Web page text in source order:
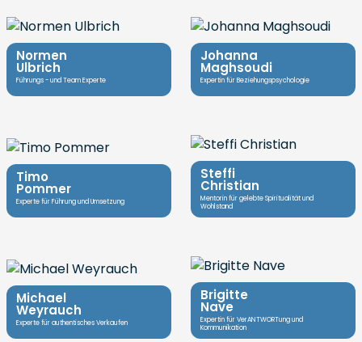
Normen
Ulbrich
Führungs - und Team Experte
Johanna
Maghsoudi
Expertin für Beziehungspsychologie
Timo
Pommer
Experte für Führung und Umsetzung
Steffi
Christian
Mentorin für gelebte Spiritualität und
Wohlstand
Michael
Weyrauch
Experte für authentisches Verkaufen
Brigitte
Nave
Expertin für VerANTWORTung und
Kommunikation